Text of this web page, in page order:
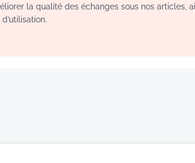
la qualité des échanges sous nos articles,